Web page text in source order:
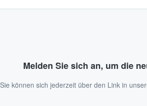
Melden Sie sich an, um die
Sie können sich jederzeit über den Link in